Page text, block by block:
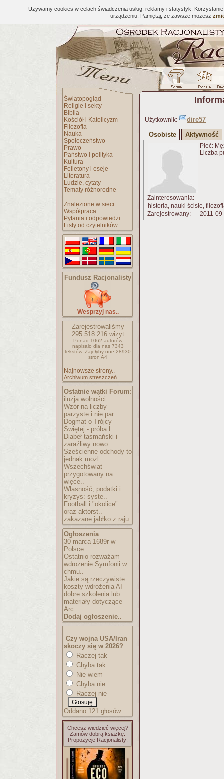
Używamy cookies w celach świadczenia usług, reklamy i statystyk.
urządzeniu. Pamiętaj, że zawsze możesz
Światopogląd
Religie i sekty
Biblia
Kościół i Katolicyzm
Filozofia
Nauka
Społeczeństwo
Prawo
Państwo i polityka
Kultura
Felietony i eseje
Literatura
Ludzie, cytaty
Tematy różnorodne
Znalezione w sieci
Współpraca
Pytania i odpowiedzi
Listy od czytelników
Fundusz Racjonalisty
Wesprzyj nas..
Zarejestrowaliśmy
295.518.216wizyt
Ponad 1062 autorów
napisało dla nas 7343
tekstów. Zajęłyby one 28930
stron A4
Najnowsze strony..
Archiwum streszczeń..
Ostatnie wątki Forum:
iluzja wolności
Wzór na liczby
parzyste i nie par..
Dogmat o Trójcy
Świętej - próba l..
Diabeł tasmański i
zaraźliwy nowo..
Sześcienne odchody-to
jednak możl..
Wszechświat
przygotowany na
więce..
Własność, podatki i
kryzys: syste..
Football i "okolice"
oraz aktorst..
zakazane jabłko z raju
Ogłoszenia:
30 marca 1689r w
Polsce
Ostatnio rozważam
wdrożenie Symfonii w
chmu..
Jakie są rzeczywiste
koszty wdrożenia AI
dobre szkolenia lub
materiały dotyczące
Arc..
Dodaj ogłoszenie..
Czy wojna USA/Iran
skoczy się w 2026?
Raczej tak
Chyba tak
Nie wiem
Chyba nie
Raczej nie
Oddano 121 głosów.
Chcesz wiedzieć więcej?
Zamów dobrą książkę.
Propozycje Racjonalisty:
Użytkownik:
dire57
Osobiste
Aktywność
Płeć:
Liczba
Zainteresowania:
historia, nauki ścisłe,
Zarejestrowany:
2011-